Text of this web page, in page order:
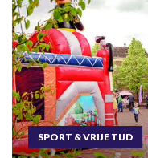
SPORT & VRIJE TIJD